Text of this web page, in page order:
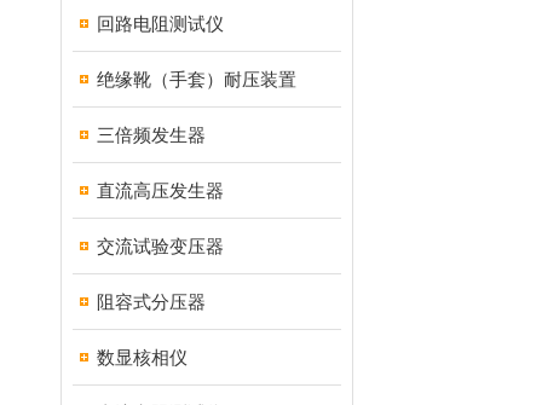
回路电阻测试仪
绝缘靴（手套）耐压装置
三倍频发生器
直流高压发生器
交流试验变压器
阻容式分压器
数显核相仪